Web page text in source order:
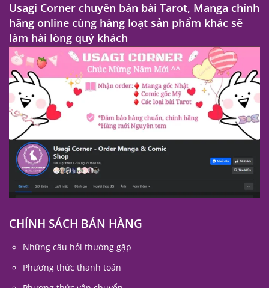
Usagi Corner chuyên bán bài Tarot, Manga chính
hãng online cùng hàng loạt sản phẩm khác sẽ
làm hài lòng quý khách
CHÍNH SÁCH BÁN HÀNG
Những câu hỏi thường gặp
Phương thức thanh toán